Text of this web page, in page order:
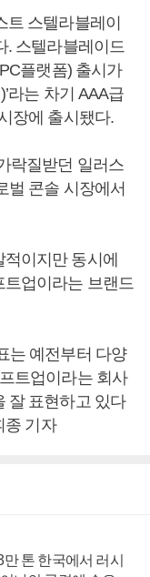
트 스텔라블레이
. 스텔라블레이드
플랫폼) 출시가
라는 차기 AAA급
장에 출시됐다.
락질받던 일러스
벌 콘솔 시장에서
이지만 동시에
트업이라는 브랜드
는 예전부터 다양
트업이라는 회사
잘 표현하고 있다
종 기자
톤 한국에서 러시